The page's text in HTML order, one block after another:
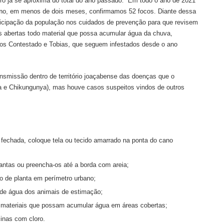
em menos de dois meses, confirmamos 52 focos. Diante dessa
da população nos cuidados de prevenção para que revisem
todo material que possa acumular água da chuva,
Contestado e Tobias, que seguem infestados desde o ano
dentro de território joaçabense das doenças que o
Chikungunya), mas houve casos suspeitos vindos de outros
coloque tela ou tecido amarrado na ponta do cano
ou preencha-os até a borda com areia;
de planta em perímetro urbano;
água dos animais de estimação;
que possam acumular água em áreas cobertas;
com cloro.